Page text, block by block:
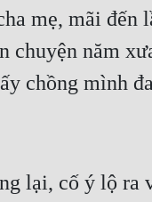
mẹ, mãi đến
chuyện năm
chồng mình
lại, cố ý lộ ra